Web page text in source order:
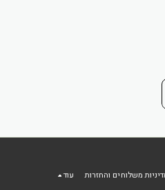
משלוחים והחזרות עוד